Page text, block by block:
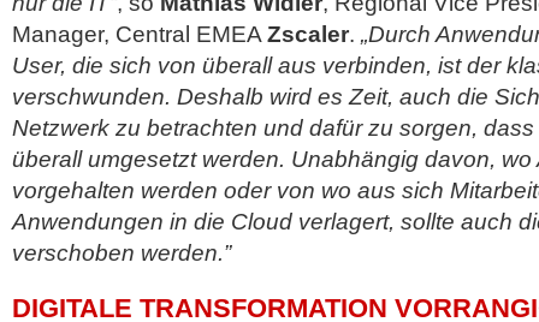
Manager, Central EMEA Zscaler. „Durch
User, die sich von überall aus verbinden, ist der
verschwunden. Deshalb wird es Zeit, auch die
Netzwerk zu betrachten und dafür zu sorgen,
überall umgesetzt werden. Unabhängig davon,
vorgehalten werden oder von wo aus sich
Anwendungen in die Cloud verlagert, sollte auch
verschoben werden.”
DIGITALE TRANSFORMATION